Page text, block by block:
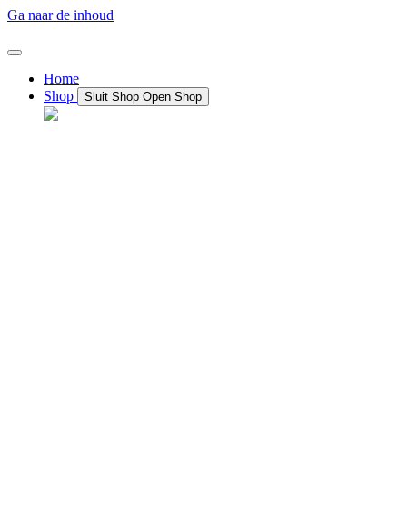
Ga naar de inhoud
Home
Shop
Sluit Shop Open Shop